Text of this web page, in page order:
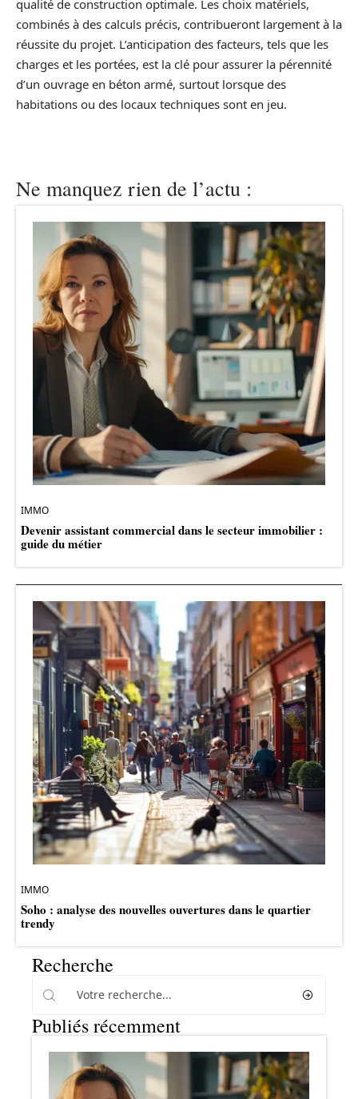
qualité de construction optimale. Les choix matériels,
combinés à des calculs précis, contribueront largement à la
réussite du projet. L’anticipation des facteurs, tels que les
charges et les portées, est la clé pour assurer la pérennité
d’un ouvrage en béton armé, surtout lorsque des
habitations ou des locaux techniques sont en jeu.
Ne manquez rien de l’actu :
IMMO
Devenir assistant commercial dans le secteur immobilier :
guide du métier
IMMO
Soho : analyse des nouvelles ouvertures dans le quartier
trendy
Recherche
Publiés récemment